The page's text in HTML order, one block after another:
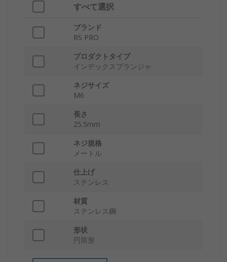
すべて選択
ブランド
RS PRO
プロダクトタイプ
インデックスプランジャ
ネジサイズ
M6
長さ
25.5mm
ネジ規格
メートル
仕上げ
ステンレス
材質
ステンレス鋼
形状
円筒形